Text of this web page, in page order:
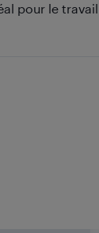
pour le